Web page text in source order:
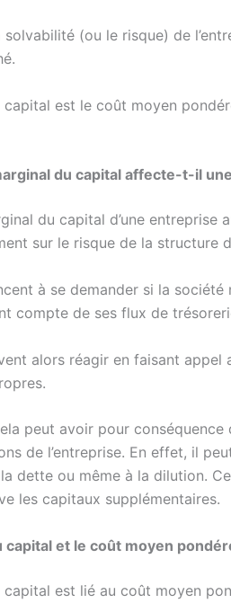
(ou le risque) de
est le coût moyen
du capital affecte-t-il
du capital d’une entreprise
sur le risque de la structure
à se demander si la société
compte de ses flux de
alors réagir en faisant appel
peut avoir pour conséquence
de l’entreprise. En effet, il
dette ou même à la dilution.
les capitaux supplémentaires.
capital et le coût moyen
est lié au coût moyen